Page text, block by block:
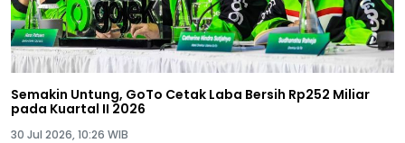
Semakin Untung, GoTo Cetak Laba Bersih Rp252 Miliar
pada Kuartal II 2026
30 Jul 2026, 10:26 WIB